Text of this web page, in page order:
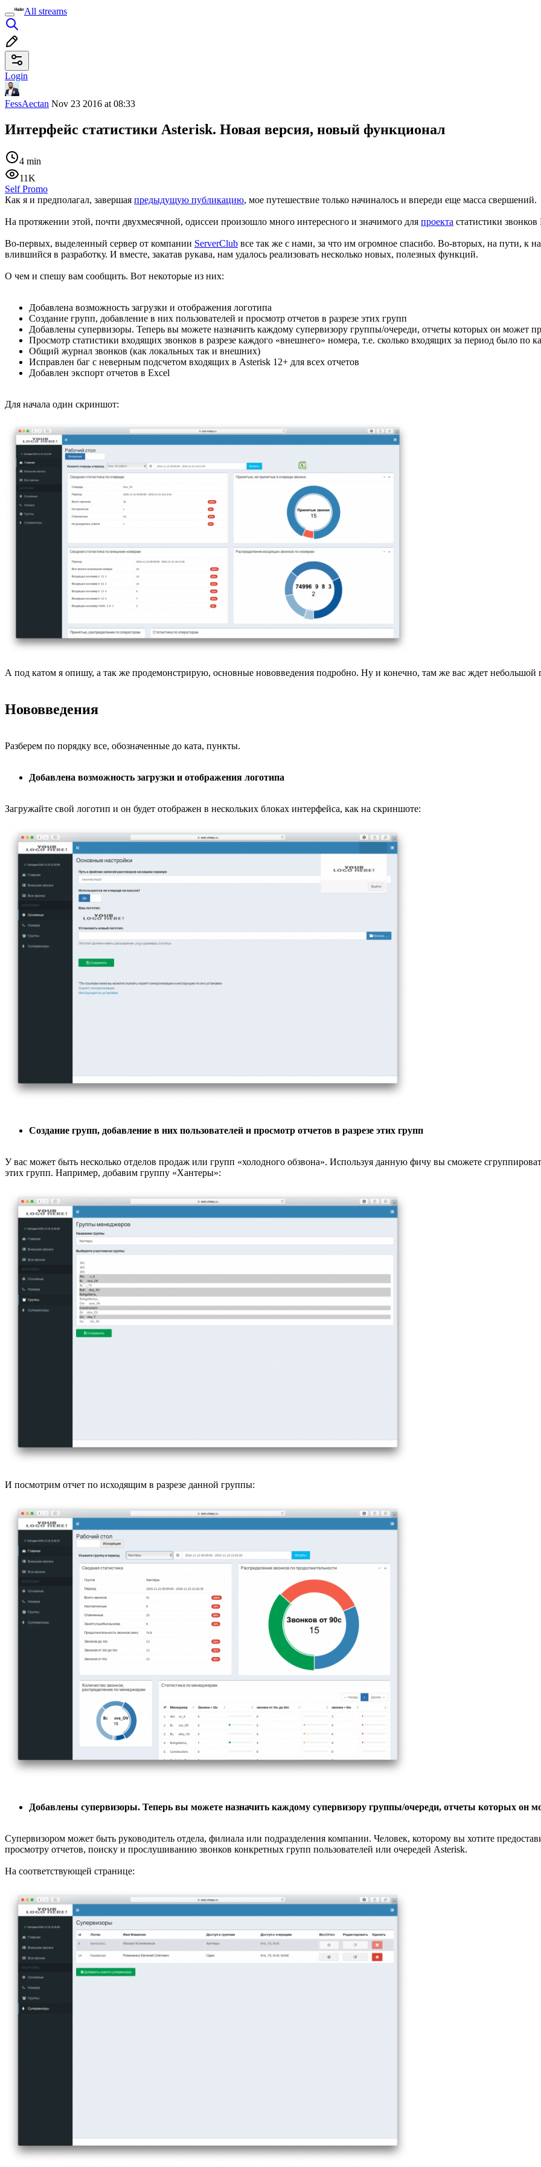
All streams
Login
FessAectan Nov 23 2016 at 08:33
Интерфейс статистики Asterisk. Новая версия, новый функционал
4 min
11K
Self Promo
Как я и предполагал, завершая предыдущую публикацию, мое путешествие только начиналось и впереди еще масса свершений.
На протяжении этой, почти двухмесячной, одиссеи произошло много интересного и значимого для проекта статистики
Во-первых, выделенный сервер от компании ServerClub все так же с нами, за что им огромное спасибо. Во-вторых, на пути, к
влившийся в разработку. И вместе, закатав рукава, нам удалось реализовать несколько новых, полезных функций.
О чем и спешу вам сообщить. Вот некоторые из них:
Добавлена возможность загрузки и отображения логотипа
Создание групп, добавление в них пользователей и просмотр отчетов в разрезе этих групп
Добавлены супервизоры. Теперь вы можете назначить каждому супервизору группы/очереди, отчеты которых он может
Просмотр статистики входящих звонков в разрезе каждого «внешнего» номера, т.е. сколько входящих за период было по
Общий журнал звонков (как локальных так и внешних)
Исправлен баг с неверным подсчетом входящих в Asterisk 12+ для всех отчетов
Добавлен экспорт отчетов в Excel
Для начала один скриншот:
А под катом я опишу, а так же продемонстрирую, основные нововведения подробно. Ну и конечно, там же вас ждет небольшой
Нововведения
Разберем по порядку все, обозначенные до ката, пункты.
Добавлена возможность загрузки и отображения логотипа
Загружайте свой логотип и он будет отображен в нескольких блоках интерфейса, как на скриншоте:
Создание групп, добавление в них пользователей и просмотр отчетов в разрезе этих групп
У вас может быть несколько отделов продаж или групп «холодного обзвона». Используя данную фичу вы сможете
этих групп. Например, добавим группу «Хантеры»:
И посмотрим отчет по исходящим в разрезе данной группы:
Добавлены супервизоры. Теперь вы можете назначить каждому супервизору группы/очереди, отчеты которых он
Супервизором может быть руководитель отдела, филиала или подразделения компании. Человек, которому вы хотите
просмотру отчетов, поиску и прослушиванию звонков конкретных групп пользователей или очередей Asterisk.
На соответствующей странице: